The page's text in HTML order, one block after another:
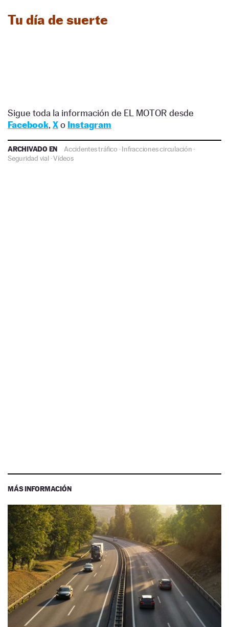
Tu día de suerte
Sigue toda la información de EL MOTOR desde
Facebook, Xo Instagram
ARCHIVADO EN Accidentes tráfico ·Infracciones circulación ·
Seguridad vial·Vídeos
MÁS INFORMACIÓN